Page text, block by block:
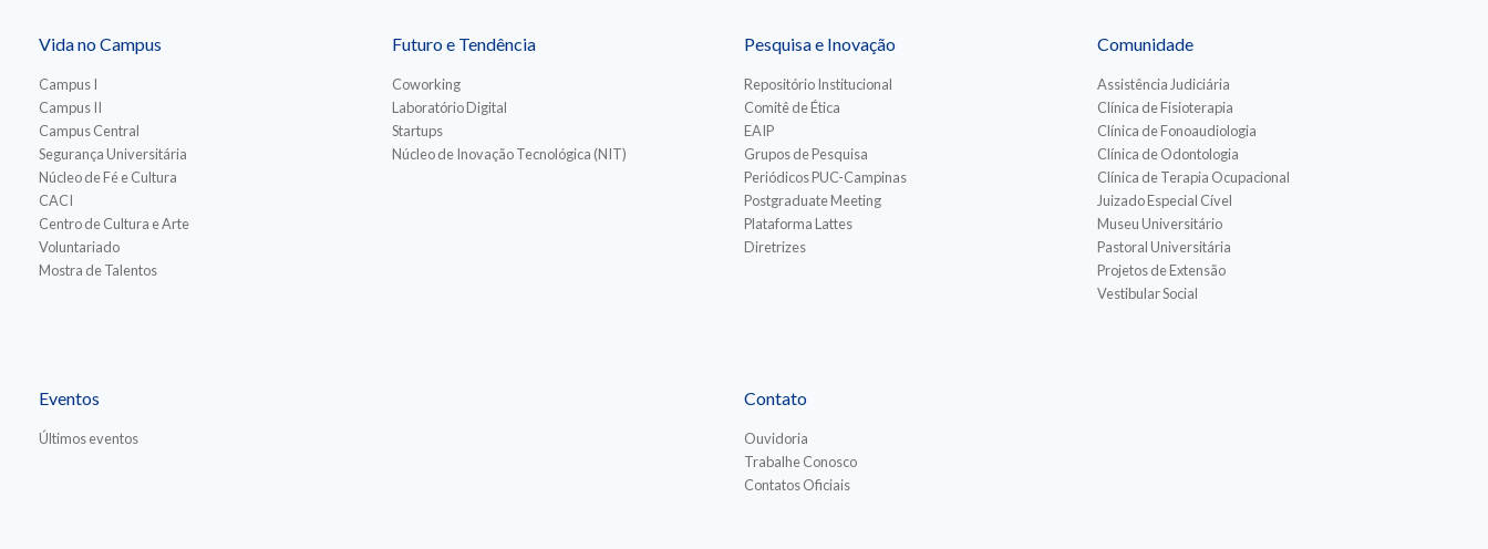
Vida no Campus
Campus I
Campus II
Campus Central
Segurança Universitária
Núcleo de Fé e Cultura
CACI
Centro de Cultura e Arte
Voluntariado
Mostra de Talentos
Futuro e Tendência
Coworking
Laboratório Digital
Startups
Núcleo de Inovação Tecnológica (NIT)
Pesquisa e Inovação
Repositório Institucional
Comitê de Ética
EAIP
Grupos de Pesquisa
Periódicos PUC-Campinas
Postgraduate Meeting
Plataforma Lattes
Diretrizes
Comunidade
Assistência Judiciária
Clínica de Fisioterapia
Clínica de Fonoaudiologia
Clínica de Odontologia
Clínica de Terapia Ocupacional
Juizado Especial Cível
Museu Universitário
Pastoral Universitária
Projetos de Extensão
Vestibular Social
Eventos
Últimos eventos
Contato
Ouvidoria
Trabalhe Conosco
Contatos Oficiais